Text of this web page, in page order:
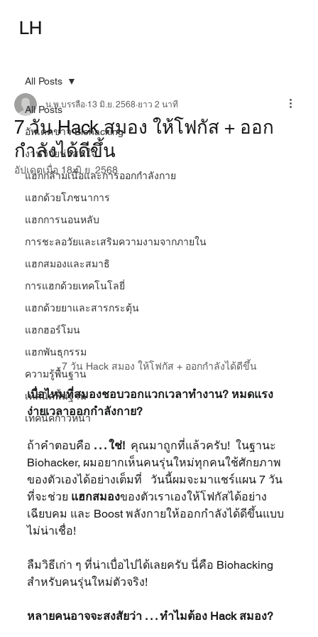
LH
All Posts
อัพเดตข่าว Biohacking
งานวิจัยน่าสนใจ
แฮกกล้ามเนื้อและการออกกำลังกาย
แฮกด้วยโภชนาการ
แฮกการนอนหลับ
การชะลอวัยและเสริมความงามจากภายใน
แฮกสมองและสมาธิ
การแฮกด้วยเทคโนโลยี่
แฮกด้วยยาและสารกระตุ้น
แฮกฮอร์โมน
แฮกพันธุกรรม
ความรู้พื้นฐาน
เทคนิคพื้นฐาน
เทคนิคก้าวหน้า
All Posts
7 วัน Hack สมอง ให้โฟกัส + ออก
กำลังได้ดีขึ้น
น.พ.บรรลือ 13 มิ.ย. 2568 ยาว 2 นาที
อัปเดตเมื่อ 18 มิ.ย. 2568
7 วัน Hack สมอง ให้โฟกัส + ออกกำลังได้ดีขึ้น
เบื่อไหมที่สมองชอบวอกแวกเวลาทำงาน? หมดแรง
ง่ายเวลาออกกำลังกาย?
ถ้าคำตอบคือ . . . ใช่! คุณมาถูกที่แล้วครับ!  ในฐานะ
Biohacker, ผมอยากเห็นคนรุ่นใหม่ทุกคนใช้ศักยภาพ
ของตัวเองได้อย่างเต็มที่   วันนี้ผมจะมาแชร์แผน 7 วัน
ที่จะช่วย แฮกสมองของตัวเราเองให้โฟกัสได้อย่าง
เฉียบคม และ Boost พลังกายให้ออกกำลังได้ดีขึ้นแบบ
ไม่น่าเชื่อ!
ลืมวิธีเก่า ๆ ที่น่าเบื่อไปได้เลยครับ นี่คือ Biohacking
สำหรับคนรุ่นใหม่ตัวจริง!
หลายคนอาจจะสงสัยว่า . . . ทำไมต้อง Hack สมอง?